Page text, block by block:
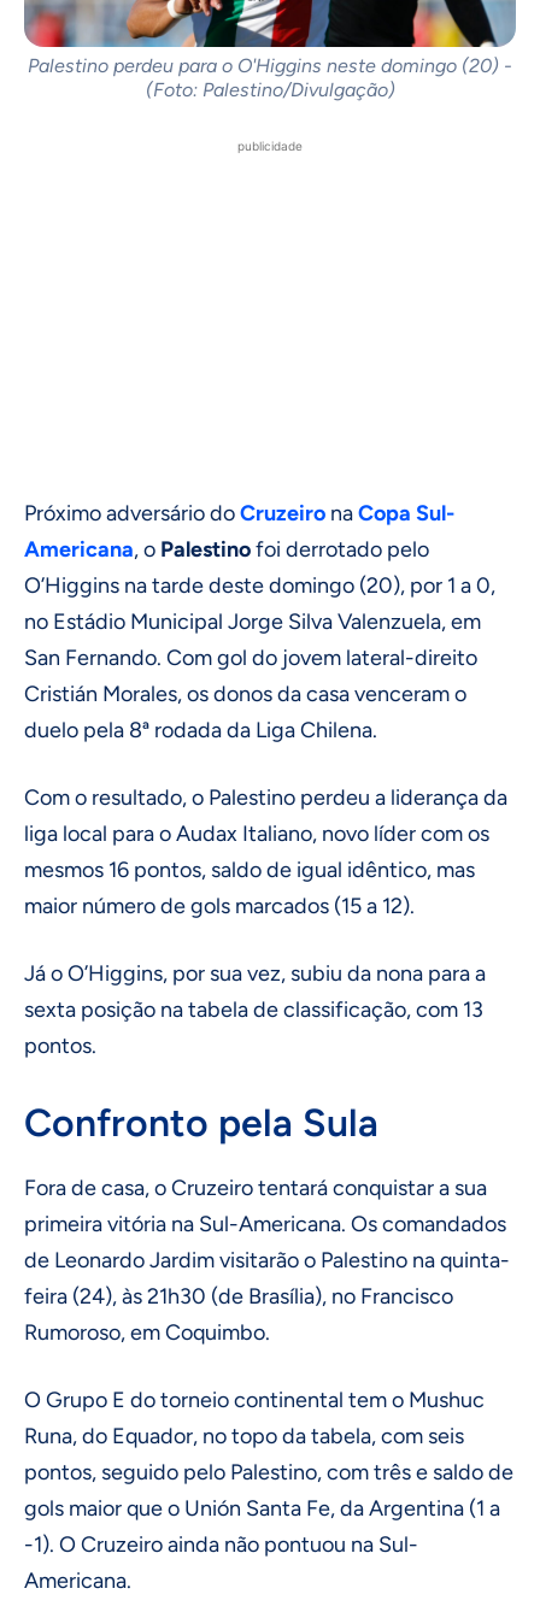
Palestino perdeu para o O'Higgins neste domingo (20) -
(Foto: Palestino/Divulgação)
publicidade
Próximo adversário doCruzeiro naCopa Sul-
Americana, o Palestinofoi derrotado pelo
O’Higgins na tarde deste domingo (20), por 1 a 0,
no Estádio Municipal Jorge Silva Valenzuela, em
San Fernando. Com gol do jovem lateral-direito
Cristián Morales, os donos da casa venceram o
duelo pela 8ª rodada da Liga Chilena.
Com o resultado, o Palestino perdeu a liderança da
liga local para o Audax Italiano, novo líder com os
mesmos 16 pontos, saldo de igual idêntico, mas
maior número de gols marcados (15 a 12).
Já o O’Higgins, por sua vez, subiu da nona para a
sexta posição na tabela de classificação, com 13
pontos.
Confronto pela Sula
Fora de casa, o Cruzeiro tentará conquistar a sua
primeira vitória na Sul-Americana. Os comandados
de Leonardo Jardim visitarão o Palestino na quinta-
feira (24), às 21h30 (de Brasília), no Francisco
Rumoroso, em Coquimbo.
O Grupo E do torneio continental tem o Mushuc
Runa, do Equador, no topo da tabela, com seis
pontos, seguido pelo Palestino, com três e saldo de
gols maior que o Unión Santa Fe, da Argentina (1 a
-1). O Cruzeiro ainda não pontuou na Sul-
Americana.